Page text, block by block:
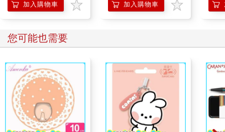
加入購物車 加入購物車
您可能也需要